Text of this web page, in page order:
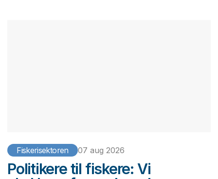
Fiskerisektoren 07 aug 2026
Politikere til fiskere: Vi